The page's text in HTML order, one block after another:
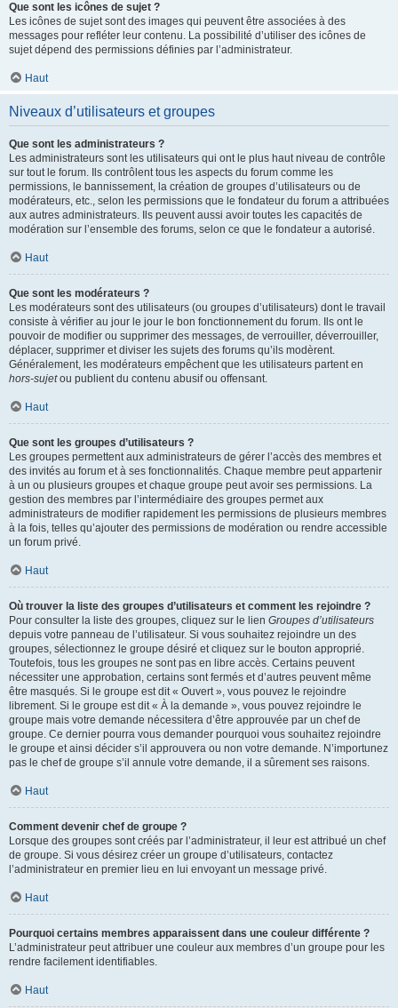
Que sont les icônes de sujet ?
Les icônes de sujet sont des images qui peuvent être associées à des
messages pour refléter leur contenu. La possibilité d’utiliser des icônes de
sujet dépend des permissions définies par l’administrateur.
Haut
Niveaux d’utilisateurs et groupes
Que sont les administrateurs ?
Les administrateurs sont les utilisateurs qui ont le plus haut niveau de contrôle
sur tout le forum. Ils contrôlent tous les aspects du forum comme les
permissions, le bannissement, la création de groupes d’utilisateurs ou de
modérateurs, etc., selon les permissions que le fondateur du forum a attribuées
aux autres administrateurs. Ils peuvent aussi avoir toutes les capacités de
modération sur l’ensemble des forums, selon ce que le fondateur a autorisé.
Haut
Que sont les modérateurs ?
Les modérateurs sont des utilisateurs (ou groupes d’utilisateurs) dont le travail
consiste à vérifier au jour le jour le bon fonctionnement du forum. Ils ont le
pouvoir de modifier ou supprimer des messages, de verrouiller, déverrouiller,
déplacer, supprimer et diviser les sujets des forums qu’ils modèrent.
Généralement, les modérateurs empêchent que les utilisateurs partent en
hors-sujetou publient du contenu abusif ou offensant.
Haut
Que sont les groupes d’utilisateurs ?
Les groupes permettent aux administrateurs de gérer l’accès des membres et
des invités au forum et à ses fonctionnalités. Chaque membre peut appartenir
à un ou plusieurs groupes et chaque groupe peut avoir ses permissions. La
gestion des membres par l’intermédiaire des groupes permet aux
administrateurs de modifier rapidement les permissions de plusieurs membres
à la fois, telles qu’ajouter des permissions de modération ou rendre accessible
un forum privé.
Haut
Où trouver la liste des groupes d’utilisateurs et comment les rejoindre ?
Pour consulter la liste des groupes, cliquez sur le lien Groupes d’utilisateurs
depuis votre panneau de l’utilisateur. Si vous souhaitez rejoindre un des
groupes, sélectionnez le groupe désiré et cliquez sur le bouton approprié.
Toutefois, tous les groupes ne sont pas en libre accès. Certains peuvent
nécessiter une approbation, certains sont fermés et d’autres peuvent même
être masqués. Si le groupe est dit « Ouvert », vous pouvez le rejoindre
librement. Si le groupe est dit « À la demande », vous pouvez rejoindre le
groupe mais votre demande nécessitera d’être approuvée par un chef de
groupe. Ce dernier pourra vous demander pourquoi vous souhaitez rejoindre
le groupe et ainsi décider s’il approuvera ou non votre demande. N’importunez
pas le chef de groupe s’il annule votre demande, il a sûrement ses raisons.
Haut
Comment devenir chef de groupe ?
Lorsque des groupes sont créés par l’administrateur, il leur est attribué un chef
de groupe. Si vous désirez créer un groupe d’utilisateurs, contactez
l’administrateur en premier lieu en lui envoyant un message privé.
Haut
Pourquoi certains membres apparaissent dans une couleur différente ?
L’administrateur peut attribuer une couleur aux membres d’un groupe pour les
rendre facilement identifiables.
Haut